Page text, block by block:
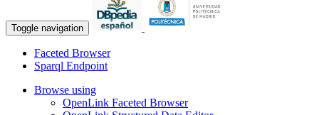
Toggle navigation
Faceted Browser
Sparql Endpoint
Browse using
OpenLink Faceted Browser